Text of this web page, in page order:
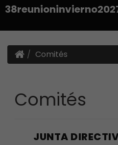
Comités
Comités
JUNTA